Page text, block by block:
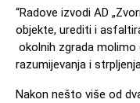
“Radove izvodi AD
objekte, urediti i
okolnih zgrada
razumijevanja i
Nakon nešto više od